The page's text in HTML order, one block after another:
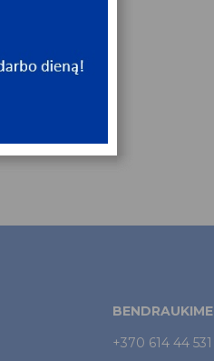
BENDRAUKIME
+370 614 44 531